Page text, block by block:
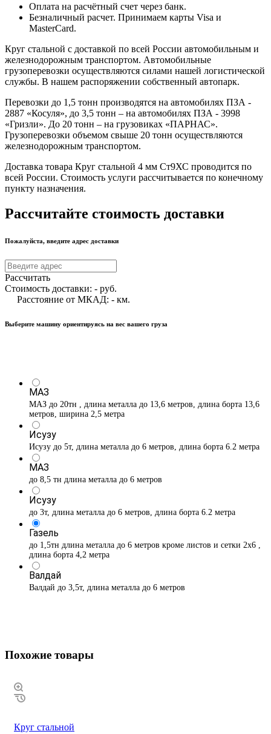
Оплата на расчётный счет через банк.
Безналичный расчет. Принимаем карты Visa и
MasterCard.
Круг стальной с доставкой по всей России автомобильным и
железнодорожным транспортом. Автомобильные
грузоперевозки осуществляются силами нашей логистической
службы. В нашем распоряжении собственный автопарк.
Перевозки до 1,5 тонн производятся на автомобилях ПЗА -
2887 «Косуля», до 3,5 тонн – на автомобилях ПЗА - 3998
«Гризли». До 20 тонн – на грузовиках «ПАРНАС».
Грузоперевозки объемом свыше 20 тонн осуществляются
железнодорожным транспортом.
Доставка товара Круг стальной 4 мм Ст9ХС проводится по
всей России. Стоимость услуги рассчитывается по конечному
пункту назначения.
Рассчитайте стоимость доставки
Пожалуйста, введите адрес доставки
Рассчитать
Стоимость доставки: - руб.
Расстояние от МКАД: - км.
Выберите машину ориентируясь на вес вашего груза
МАЗ
МАЗ до 20тн , длина металла до 13,6 метров, длина борта 13,6
метров, ширина 2,5 метра
Исузу
Исузу до 5т, длина металла до 6 метров, длина борта 6.2 метра
МАЗ
до 8,5 тн длина металла до 6 метров
Исузу
до 3т, длина металла до 6 метров, длина борта 6.2 метра
Газель
до 1,5тн длина металла до 6 метров кроме листов и сетки 2х6 ,
длина борта 4,2 метра
Валдай
Валдай до 3,5т, длина металла до 6 метров
Похожие товары
Круг стальной